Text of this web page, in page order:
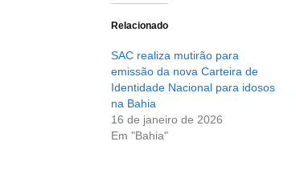
Relacionado
SAC realiza mutirão para
emissão da nova Carteira de
Identidade Nacional para idosos
na Bahia
16 de janeiro de 2026
Em "Bahia"